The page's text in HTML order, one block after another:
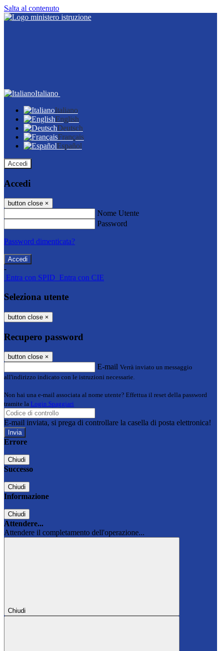
Salta al contenuto
Italiano
Italiano
English
Deutsch
Français
Español
Accedi
Accedi
button close ×
Nome Utente
Password
Password dimenticata?
-
Entra con SPID Entra con CIE
Seleziona utente
button close ×
Recupero password
button close ×
E-mail Verrà inviato un messaggio
all'indirizzo indicato con le istruzioni necessarie.
Non hai una e-mail associata al nome utente? Effettua il reset della password
tramite la Login Spaggiari
E-mail inviata, si prega di controllare la casella di posta elettronica!
Errore
Chiudi
Successo
Chiudi
Informazione
Chiudi
Attendere...
Attendere il completamento dell'operazione...
Chiudi